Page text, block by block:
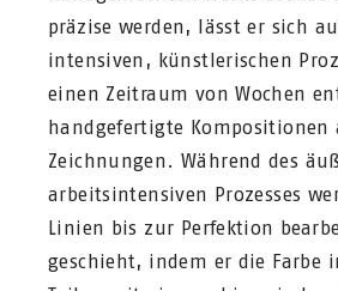
präzise werden, lässt er sich
intensiven, künstlerischen
einen Zeitraum von Wochen
handgefertigte Kompositionen
Zeichnungen. Während des
arbeitsintensiven Prozesses
Linien bis zur Perfektion
geschieht, indem er die Farbe